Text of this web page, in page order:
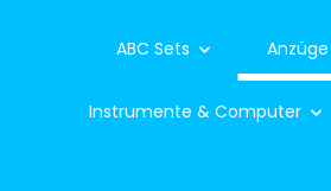
ABC Sets Anzüge
Instrumente & Computer